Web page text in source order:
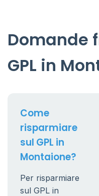
Domande
GPL in
Come
risparmiare
sul GPL in
Montaione?
Per risparmiare
sul GPL in